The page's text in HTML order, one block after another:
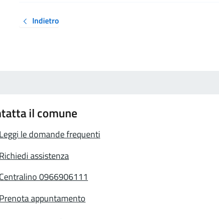
Indietro
il comune
le domande frequenti
assistenza
0966906111
appuntamento